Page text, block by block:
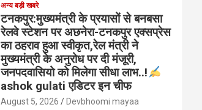
अन्य बड़ी खबरे
टनकपुर:मुख्यमंत्री के प्रयासों से बनबसा
रेलवे स्टेशन पर अछनेरा-टनकपुर एक्सप्रेस
का ठहराव हुआ स्वीकृत,रेल मंत्री ने
मुख्यमंत्री के अनुरोध पर दी मंजूरी,
जनपदवासियो को मिलेगा सीधा लाभ..!
ashok gulati एडिटर इन चीफ
August 5, 2026 Devbhoomi mayaa